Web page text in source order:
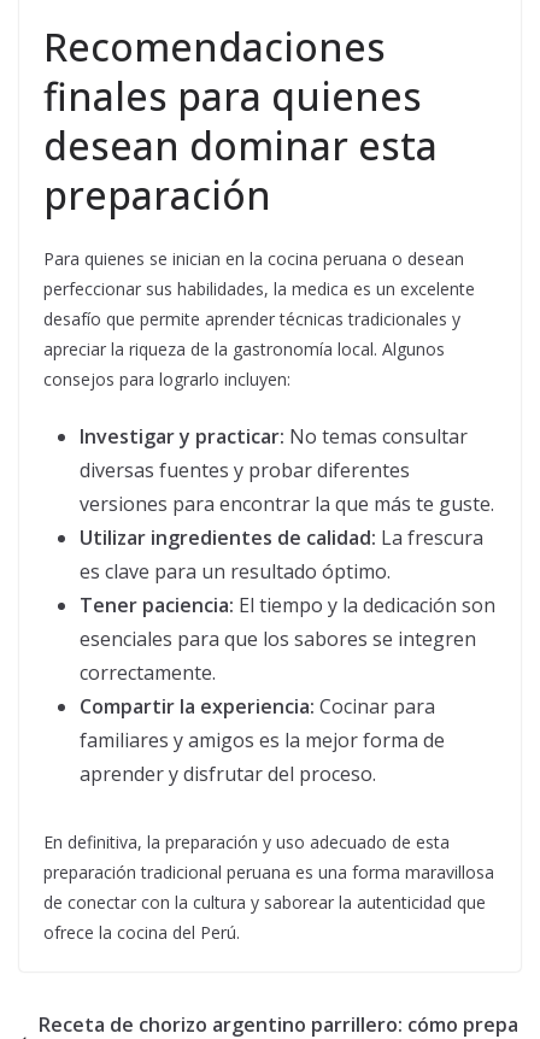
Recomendaciones
finales para quienes
desean dominar esta
preparación
Para quienes se inician en la cocina peruana o desean
perfeccionar sus habilidades, la medica es un excelente
desafío que permite aprender técnicas tradicionales y
apreciar la riqueza de la gastronomía local. Algunos
consejos para lograrlo incluyen:
Investigar y practicar: No temas consultar
diversas fuentes y probar diferentes
versiones para encontrar la que más te guste.
Utilizar ingredientes de calidad: La frescura
es clave para un resultado óptimo.
Tener paciencia: El tiempo y la dedicación son
esenciales para que los sabores se integren
correctamente.
Compartir la experiencia: Cocinar para
familiares y amigos es la mejor forma de
aprender y disfrutar del proceso.
En definitiva, la preparación y uso adecuado de esta
preparación tradicional peruana es una forma maravillosa
de conectar con la cultura y saborear la autenticidad que
ofrece la cocina del Perú.
Receta de chorizo argentino parrillero: cómo prepa